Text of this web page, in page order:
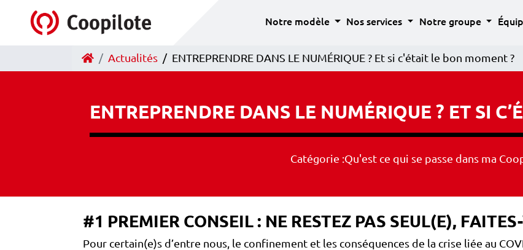
Accéder au contenu Notre modèle Nos services Notre groupe
AccueilActualités ENTREPRENDRE DANS LE NUMÉRIQUE ? Et si c'était le bon moment ?
ENTREPRENDRE DANS LE NUMÉRIQUE ? ET SI
Catégorie :Qu'est ce qui se passe dans ma
#1 PREMIER CONSEIL : NE RESTEZ PAS SEUL(E),
Pour certain(e)s d’entre nous, le confinement et les conséquences de la crise liée au